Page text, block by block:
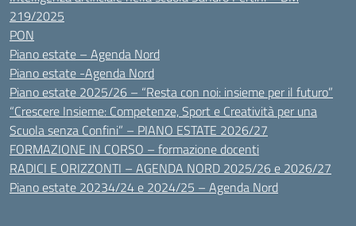
219/2025
PON
Piano estate – Agenda Nord
Piano estate -Agenda Nord
Piano estate 2025/26 – “Resta con noi: insieme per il futuro”
“Crescere Insieme: Competenze, Sport e Creatività per una
Scuola senza Confini” – PIANO ESTATE 2026/27
FORMAZIONE IN CORSO – formazione docenti
RADICI E ORIZZONTI – AGENDA NORD 2025/26 e 2026/27
Piano estate 20234/24 e 2024/25 – Agenda Nord